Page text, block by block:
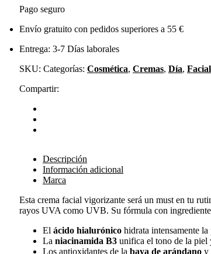
Pago seguro
Envío gratuito con pedidos superiores a 55 €
Entrega: 3-7 Días laborales
SKU: Categorías: Cosmética, Cremas, Día, Facial
Compartir:
Descripción
Información adicional
Marca
Esta crema facial vigorizante será un must en tu
rayos UVA como UVB. Su fórmula con
El ácido hialurónico hidrata intensamente
La niacinamida B3 unifica el tono de la piel
Los antioxidantes de la baya de arándano y